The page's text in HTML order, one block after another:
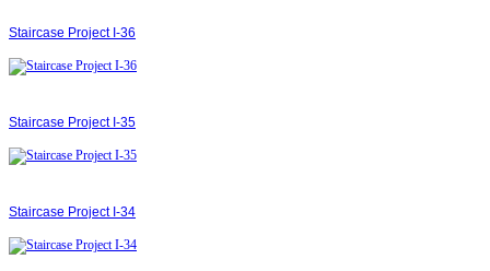
Staircase Project І-36
Staircase Project І-35
Staircase Project І-34